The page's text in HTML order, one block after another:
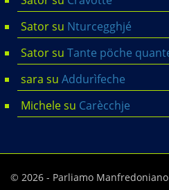
Satorsu Nturcegghjé
Satorsu Tante pöche
sara su Addurìfeche
Michelesu Carècchje
© 2026 - Parliamo